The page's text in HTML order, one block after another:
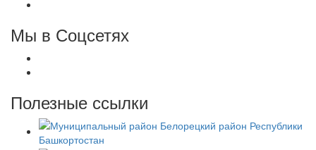
Мы в Соцсетях
Полезные ссылки